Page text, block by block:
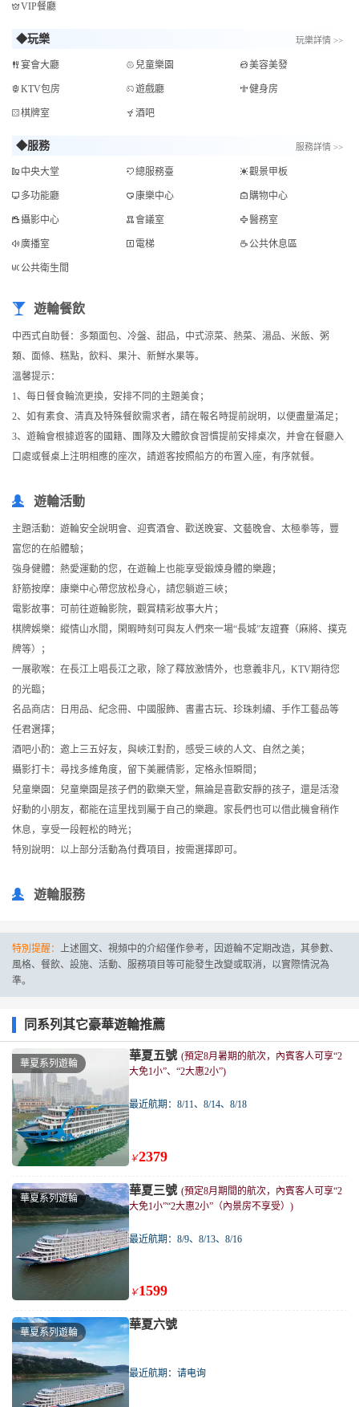
VIP餐廳
◆玩樂 玩樂詳情 >>
宴會大廳 兒童樂園 美容美發
KTV包房 遊戲廳 健身房
棋牌室 酒吧
◆服務 服務詳情 >>
中央大堂 總服務臺 觀景甲板
多功能廳 康樂中心 購物中心
攝影中心 會議室 醫務室
廣播室 電梯 公共休息區
公共衛生間
遊輪餐飲
中西式自助餐：多類面包、冷盤、甜品，中式涼菜、熱菜、湯品、米飯、粥
類、面條、糕點，飲料、果汁、新鮮水果等。
溫馨提示：
1、每日餐食輪流更換，安排不同的主題美食；
2、如有素食、清真及特殊餐飲需求者，請在報名時提前說明，以便盡量滿足；
3、遊輪會根據遊客的國籍、團隊及大體飲食習慣提前安排桌次，并會在餐廳入
口處或餐桌上注明相應的座次，請遊客按照船方的布置入座，有序就餐。
遊輪活動
主題活動：遊輪安全說明會、迎賓酒會、歡送晚宴、文藝晚會、太極拳等，豐
富您的在船體驗；
強身健體：熱愛運動的您，在遊輪上也能享受鍛煉身體的樂趣；
舒筋按摩：康樂中心帶您放松身心，請您躺遊三峽；
電影故事：可前往遊輪影院，觀賞精彩故事大片；
棋牌娛樂：縱情山水間，閑暇時刻可與友人們來一場“長城”友誼賽（麻將、撲克
牌等）；
一展歌喉：在長江上唱長江之歌，除了釋放激情外，也意義非凡，KTV期待您
的光臨；
名品商店：日用品、紀念冊、中國服飾、書畫古玩、珍珠刺繡、手作工藝品等
任君選擇；
酒吧小酌：邀上三五好友，與峽江對酌，感受三峽的人文、自然之美；
攝影打卡：尋找多維角度，留下美麗倩影，定格永恒瞬間；
兒童樂園：兒童樂園是孩子們的歡樂天堂，無論是喜歡安靜的孩子，還是活潑
好動的小朋友，都能在這里找到屬于自己的樂趣。家長們也可以借此機會稍作
休息，享受一段輕松的時光；
特別說明：以上部分活動為付費項目，按需選擇即可。
遊輪服務
特別提醒： 上述圖文、視頻中的介紹僅作參考，因遊輪不定期改造，其參數、
風格、餐飲、設施、活動、服務項目等可能發生改變或取消，以實際情況為
準。
同系列其它豪華遊輪推薦
華夏系列遊輪
華夏五號 (預定8月暑期的航次，內賓客人可享“2
大免1小”、“2大惠2小”)
最近航期：8/11、8/14、8/18
￥2379
華夏系列遊輪
華夏三號 (預定8月期間的航次，內賓客人可享“2
大免1小”“2大惠2小”（內景房不享受）)
最近航期：8/9、8/13、8/16
￥1599
華夏系列遊輪
華夏六號
最近航期：请电询